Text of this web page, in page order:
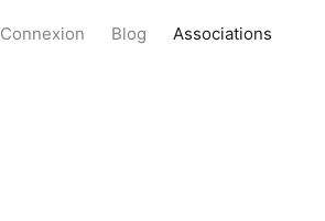
Connexion Blog Associations